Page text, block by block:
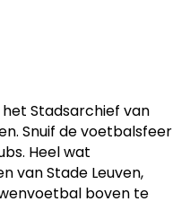
het Stadsarchief van
Snuif de voetbalsfeer
Heel wat
van Stade Leuven,
boven te